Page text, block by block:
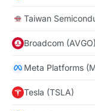
Taiwan
Broadcom (AVGO)
Meta Platforms
Tesla (TSLA)